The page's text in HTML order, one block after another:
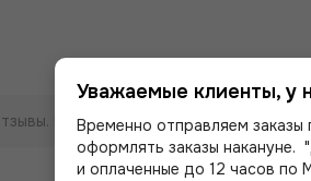
Будьте первым!
Уважаемые клиенты, у
Временно отправляем
оформлять заказы накануне.
и оплаченные до 12 часов по